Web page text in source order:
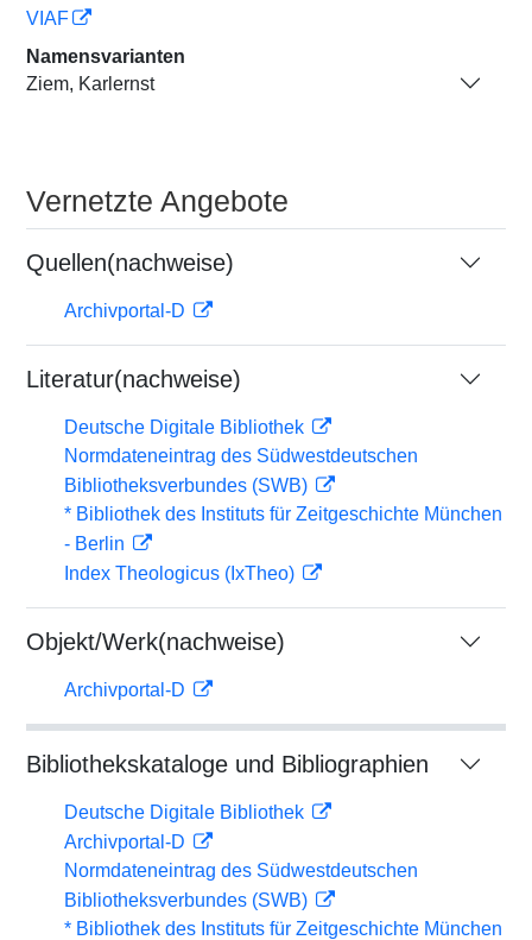
VIAF
Namensvarianten
Ziem, Karlernst
Vernetzte Angebote
Quellen(nachweise)
Archivportal-D
Literatur(nachweise)
Deutsche Digitale Bibliothek
Normdateneintrag des Südwestdeutschen
Bibliotheksverbundes (SWB)
* Bibliothek des Instituts für Zeitgeschichte München
- Berlin
Index Theologicus (IxTheo)
Objekt/Werk(nachweise)
Archivportal-D
Bibliothekskataloge und Bibliographien
Deutsche Digitale Bibliothek
Archivportal-D
Normdateneintrag des Südwestdeutschen
Bibliotheksverbundes (SWB)
* Bibliothek des Instituts für Zeitgeschichte München